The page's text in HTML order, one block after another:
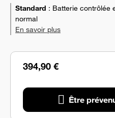
394,90 €
Être
Standard : Batterie contrôlée
normal
En savoir plus